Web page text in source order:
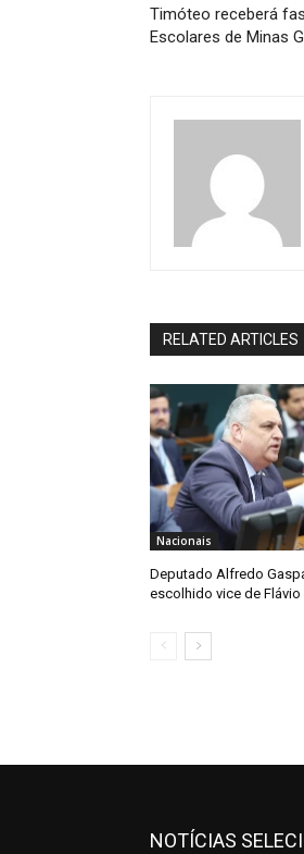
Timóteo receberá
Escolares de Minas
RELATED ARTICLES
Nacionais
Deputado Alfredo
escolhido vice de
NOTÍCIAS